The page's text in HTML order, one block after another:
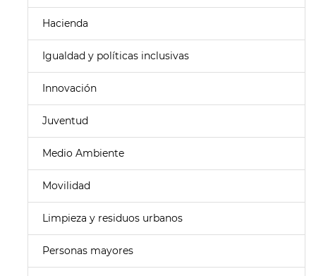
Hacienda
Igualdad y políticas inclusivas
Innovación
Juventud
Medio Ambiente
Movilidad
Limpieza y residuos urbanos
Personas mayores